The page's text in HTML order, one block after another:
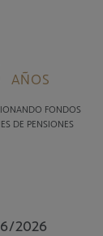
AÑOS
FONDOS
DE PENSIONES
2026